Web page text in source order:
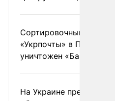
Сортировочный пункт
«Укрпочты» в
уничтожен
На Украине